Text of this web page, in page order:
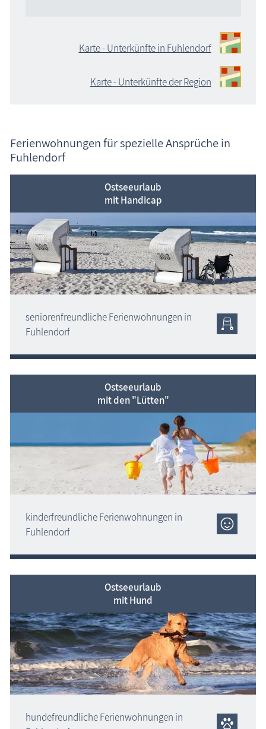
Karte - Unterkünfte in Fuhlendorf
Karte - Unterkünfte der Region
Ferienwohnungen für spezielle Ansprüche in
Fuhlendorf
Ostseeurlaub
mit Handicap
seniorenfreundliche Ferien­wohnungen in
Fuhlendorf
Ostseeurlaub
mit den "Lütten"
kinderfreundliche Ferien­wohnungen in
Fuhlendorf
Ostseeurlaub
mit Hund
hundefreundliche Ferien­wohnungen in